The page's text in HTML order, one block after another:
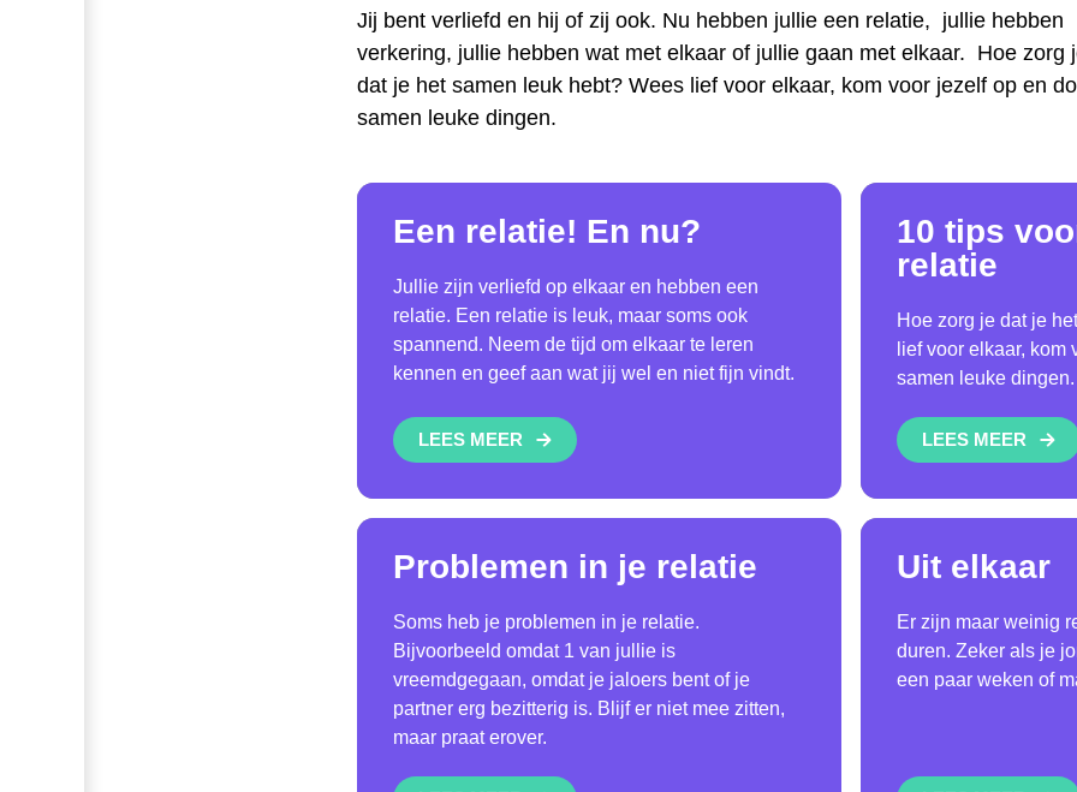
Jij bent verliefd en hij of zij ook. Nu hebben jullie een relatie, jullie hebben
verkering, jullie hebben wat met elkaar of jullie gaan met elkaar. Hoe zorg
dat je het samen leuk hebt? Wees lief voor elkaar, kom voor jezelf op en
samen leuke dingen.
Een relatie! En nu?
Jullie zijn verliefd op elkaar en hebben een
relatie. Een relatie is leuk, maar soms ook
spannend. Neem de tijd om elkaar te leren
kennen en geef aan wat jij wel en niet fijn vindt.
LEES MEER
10 tips
relatie
Hoe zorg je dat je
lief voor elkaar,
samen leuke dingen.
LEES MEER
Problemen in je relatie
Soms heb je problemen in je relatie.
Bijvoorbeeld omdat 1 van jullie is
vreemdgegaan, omdat je jaloers bent of je
partner erg bezitterig is. Blijf er niet mee zitten,
maar praat erover.
Uit elkaar
Er zijn maar weinig
duren. Zeker als je
een paar weken of